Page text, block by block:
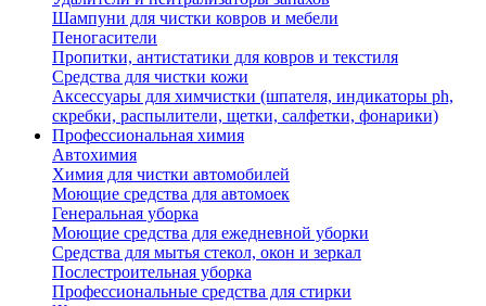
Шампуни для чистки ковров и мебели
Пеногасители
Пропитки, антистатики для ковров и текстиля
Средства для чистки кожи
Аксессуары для химчистки (шпателя, индикаторы ph,
скребки, распылители, щетки, салфетки, фонарики)
Профессиональная химия
Автохимия
Химия для чистки автомобилей
Моющие средства для автомоек
Генеральная уборка
Моющие средства для ежедневной уборки
Средства для мытья стекол, окон и зеркал
Послестроительная уборка
Профессиональные средства для стирки